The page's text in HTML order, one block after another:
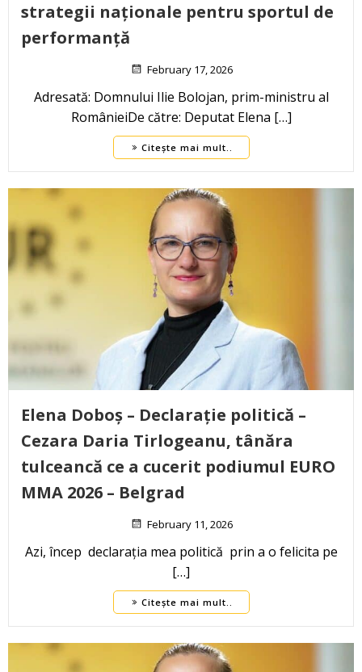
strategii naționale pentru sportul de
performanță
February 17, 2026
Adresată: Domnului Ilie Bolojan, prim-ministru al
RomânieiDe către: Deputat Elena […]
Citește mai mult..
Elena Doboș – Declarație politică –
Cezara Daria Tirlogeanu, tânăra
tulceancă ce a cucerit podiumul EURO
MMA 2026 – Belgrad
February 11, 2026
Azi, încep declarația mea politică prin a o felicita pe
[…]
Citește mai mult..